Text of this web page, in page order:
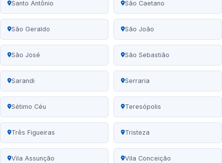
Santo Antônio São Caetano
São Geraldo São João
São José São Sebastião
Sarandi Serraria
Sétimo Céu Teresópolis
Três Figueiras Tristeza
Vila Assunção Vila Conceição